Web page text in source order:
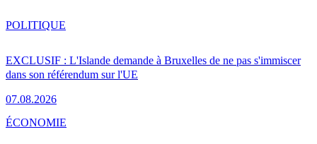
EXCLUSIF : L'Islande demande à Bruxelles de ne pas s'immiscer
dans son référendum sur l'UE
07.08.2026
POLITIQUE
ÉCONOMIE